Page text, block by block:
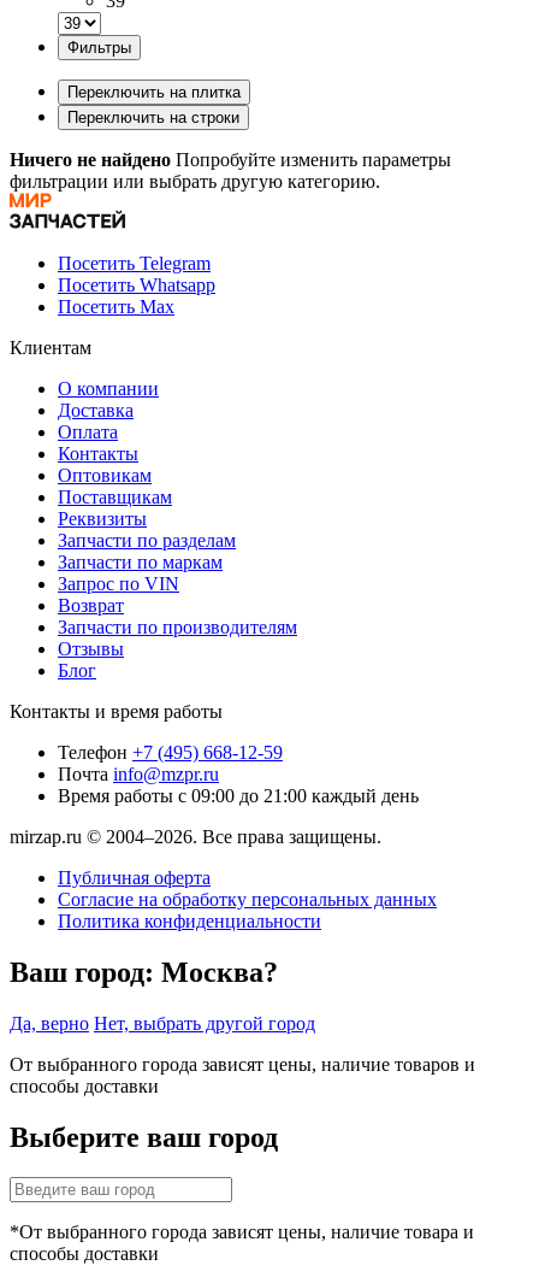
Фильтры
Переключить на плитка
Переключить на строки
Ничего не найдено Попробуйте изменить параметры
фильтрации или выбрать другую категорию.
Посетить Telegram
Посетить Whatsapp
Посетить Max
Клиентам
О компании
Доставка
Оплата
Контакты
Оптовикам
Поставщикам
Реквизиты
Запчасти по разделам
Запчасти по маркам
Запрос по VIN
Возврат
Запчасти по производителям
Отзывы
Блог
Контакты и время работы
Телефон +7 (495) 668-12-59
Почта info@mzpr.ru
Время работы с 09:00 до 21:00 каждый день
mirzap.ru © 2004–2026. Все права защищены.
Публичная оферта
Согласие на обработку персональных данных
Политика конфиденциальности
Ваш город: Москва?
Да, верно Нет, выбрать другой город
От выбранного города зависят цены, наличие товаров и
способы доставки
Выберите ваш город
*От выбранного города зависят цены, наличие товара и
способы доставки